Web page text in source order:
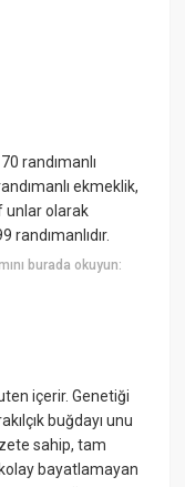
randımanlı
ekmeklik,
unlar olarak
randımanlıdır.
burada okuyun:
içerir. Genetiği
buğdayı unu
sahip, tam
bayatlamayan